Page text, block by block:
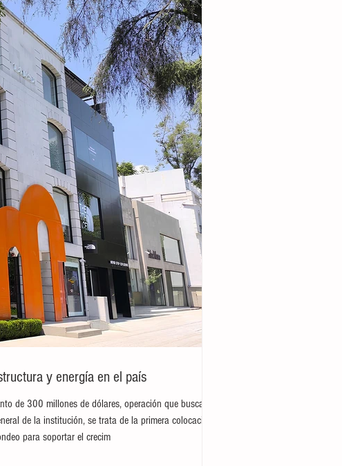
y energía en el país
de 300 millones de dólares, operación que busca
de la institución, se trata de la primera colocación
para soportar el crecim